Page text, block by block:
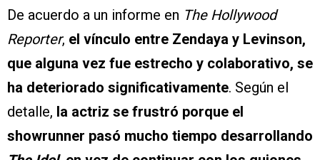
De acuerdo a un informe en The Hollywood
Reporter, el vínculo entre Zendaya y Levinson,
que alguna vez fue estrecho y colaborativo, se
ha deteriorado significativamente. Según el
detalle, la actriz se frustró porque el
showrunner pasó mucho tiempo desarrollando